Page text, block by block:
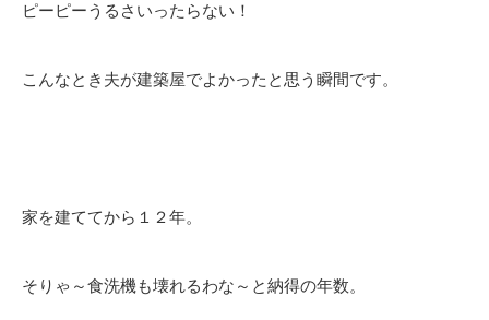
ピーピーうるさいったらない！
こんなとき夫が建築屋でよかったと思う瞬間です。
家を建ててから１２年。
そりゃ～食洗機も壊れるわな～と納得の年数。